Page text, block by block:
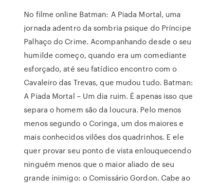
No filme online Batman: A Piada Mortal, uma
jornada adentro da sombria psique do Príncipe
Palhaço do Crime. Acompanhando desde o seu
humilde começo, quando era um comediante
esforçado, até seu fatídico encontro com o
Cavaleiro das Trevas, que mudou tudo. Batman:
A Piada Mortal – Um dia ruim. É apenas isso que
separa o homem são da loucura. Pelo menos
menos segundo o Coringa, um dos maiores e
mais conhecidos vilões dos quadrinhos. E ele
quer provar seu ponto de vista enlouquecendo
ninguém menos que o maior aliado de seu
grande inimigo: o Comissário Gordon. Cabe ao